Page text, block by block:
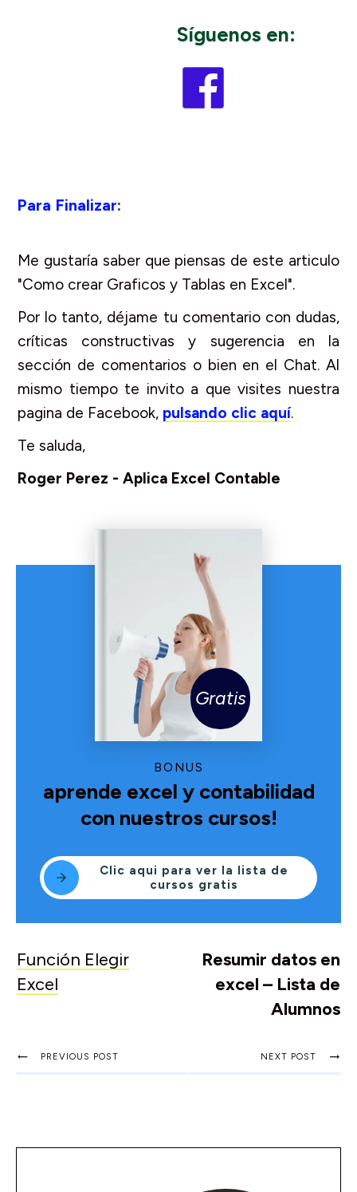
Síguenos en:
Para Finalizar:
Me gustaría saber que piensas de este articulo
"Como crear Graficos y Tablas en Excel".
Por lo tanto, déjame tu comentario con dudas,
críticas constructivas y sugerencia en la
sección de comentarios o bien en el Chat. Al
mismo tiempo te invito a que visites nuestra
pagina de Facebook, pulsando clic aquí.
Te saluda,
Roger Perez - Aplica Excel Contable
BONUS
aprende excel y contabilidad
con nuestros cursos!
Clic aqui para ver la lista de
cursos gratis
Gratis
Función Elegir
Excel
Resumir datos en
excel – Lista de
Alumnos
PREVIOUS POST NEXT POST